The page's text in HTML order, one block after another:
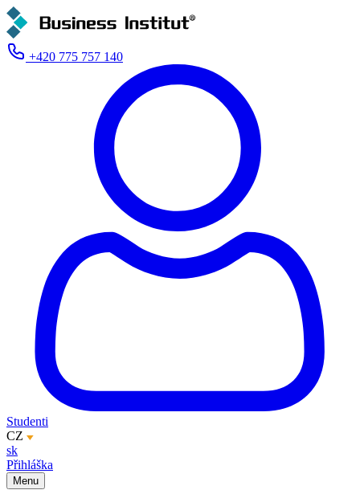
+420 775 757 140
Studenti
CZ
sk
Přihláška
Menu